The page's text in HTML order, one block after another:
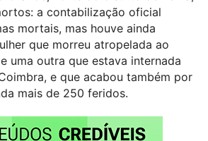
a contabilização oficial
mortais, mas houve ainda
que morreu atropelada ao
uma outra que estava internada
e que acabou também por
mais de 250 feridos.